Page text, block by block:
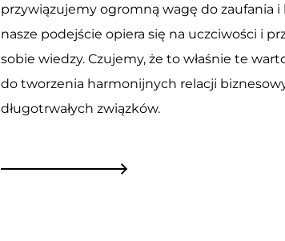
przywiązujemy ogromną wagę do zaufania i
nasze podejście opiera się na uczciwości i
sobie wiedzy. Czujemy, że to właśnie te
do tworzenia harmonijnych relacji
długotrwałych związków.